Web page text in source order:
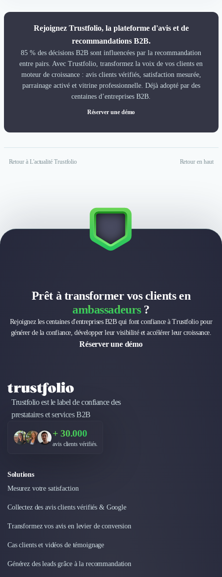
Rejoignez Trustfolio, la plateforme d'avis et de
recommandations B2B.
85 % des décisions B2B sont influencées par la recommandation
entre pairs. Avec Trustfolio, transformez la voix de vos clients en
moteur de croissance : avis clients vérifiés, satisfaction mesurée,
parrainage activé et vitrine professionnelle. Déjà adopté par des
centaines d’entreprises B2B.
Réserver une démo
Retour à L'actualité Trustfolio Retour en haut
Prêt à transformer vos clients en
ambassadeurs?
Rejoignez les centaines d'entreprises B2B qui font confiance à Trustfolio pour
générer de la confiance, développer leur visibilité et accélérer leur croissance.
Réserver une démo
Trustfolio est le label de confiance des
prestataires et services B2B
+ 30.000
avis clients vérifiés.
Solutions
Mesurez votre satisfaction
Collectez des avis clients vérifiés & Google
Transformez vos avis en levier de conversion
Cas clients et vidéos de témoignage
Générez des leads grâce à la recommandation